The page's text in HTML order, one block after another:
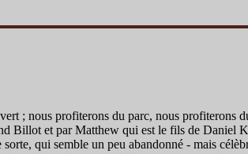
; nous profiterons du parc, nous profiterons
Billot et par Matthew qui est le fils de Daniel
qui semble un peu abandonné - mais